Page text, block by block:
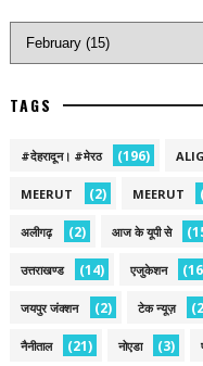
TAGS
#देहरादून। #मेरठ (196)
MEERUT (2) MEERUT
अलीगढ़ (2) आज के यूपी से
उत्तराखण्ड (14) एजुकेशन
जयपुर जंक्शन (2) टेक न्यूज़
नैनीताल (21) नोएडा (3)